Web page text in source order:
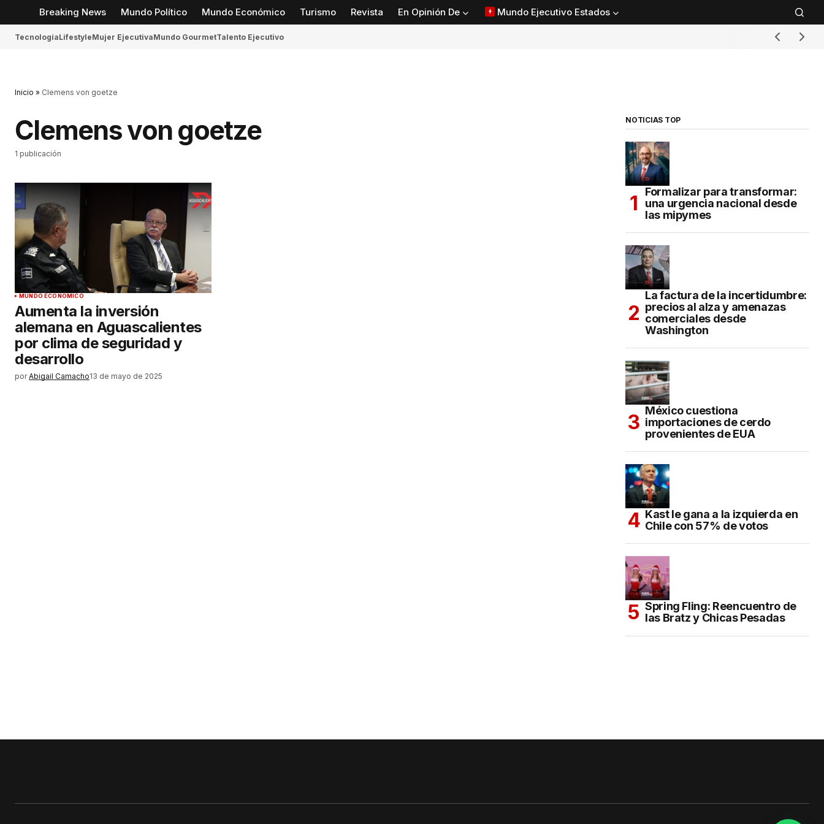
Breaking News Mundo Político Mundo Económico Turismo Revista En Opinión De Mundo Ejecutivo Estados
TecnologíaLifestyleMujer EjecutivaMundo GourmetTalento Ejecutivo
Inicio » Clemens von goetze
Clemens von goetze
1 publicación
MUNDO ECONÓMICO
Aumenta la inversión
alemana en Aguascalientes
por clima de seguridad y
desarrollo
por Abigail Camacho13 de mayo de 2025
NOTICIAS TOP
Formalizar para transformar:
una urgencia nacional desde
las mipymes
La factura de la incertidumbre:
precios al alza y amenazas
comerciales desde
Washington
México cuestiona
importaciones de cerdo
provenientes de EUA
Kast le gana a la izquierda en
Chile con 57% de votos
Spring Fling: Reencuentro de
las Bratz y Chicas Pesadas